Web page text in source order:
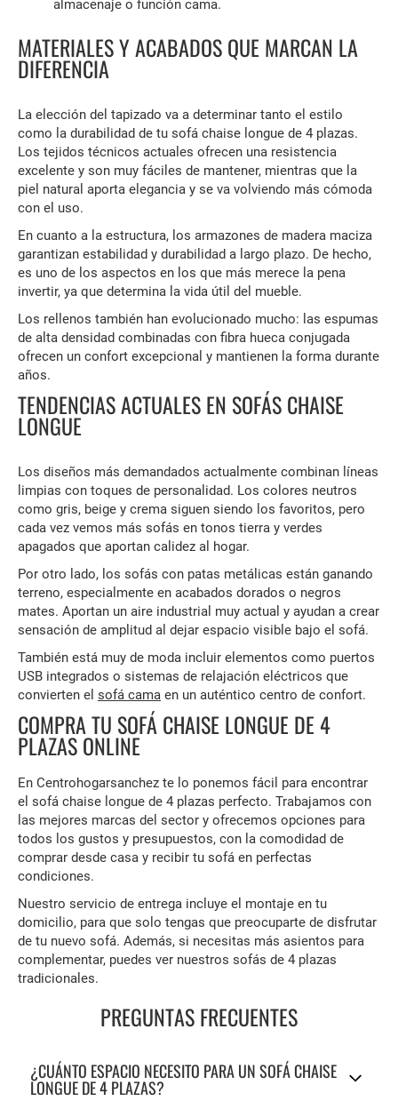
almacenaje o función cama.
MATERIALES Y ACABADOS QUE MARCAN LA
DIFERENCIA
La elección del tapizado va a determinar tanto el estilo
como la durabilidad de tu sofá chaise longue de 4 plazas.
Los tejidos técnicos actuales ofrecen una resistencia
excelente y son muy fáciles de mantener, mientras que la
piel natural aporta elegancia y se va volviendo más cómoda
con el uso.
En cuanto a la estructura, los armazones de madera maciza
garantizan estabilidad y durabilidad a largo plazo. De hecho,
es uno de los aspectos en los que más merece la pena
invertir, ya que determina la vida útil del mueble.
Los rellenos también han evolucionado mucho: las espumas
de alta densidad combinadas con fibra hueca conjugada
ofrecen un confort excepcional y mantienen la forma durante
años.
TENDENCIAS ACTUALES EN SOFÁS CHAISE
LONGUE
Los diseños más demandados actualmente combinan líneas
limpias con toques de personalidad. Los colores neutros
como gris, beige y crema siguen siendo los favoritos, pero
cada vez vemos más sofás en tonos tierra y verdes
apagados que aportan calidez al hogar.
Por otro lado, los sofás con patas metálicas están ganando
terreno, especialmente en acabados dorados o negros
mates. Aportan un aire industrial muy actual y ayudan a crear
sensación de amplitud al dejar espacio visible bajo el sofá.
También está muy de moda incluir elementos como puertos
USB integrados o sistemas de relajación eléctricos que
convierten el sofá cama en un auténtico centro de confort.
COMPRA TU SOFÁ CHAISE LONGUE DE 4
PLAZAS ONLINE
En Centrohogarsanchez te lo ponemos fácil para encontrar
el sofá chaise longue de 4 plazas perfecto. Trabajamos con
las mejores marcas del sector y ofrecemos opciones para
todos los gustos y presupuestos, con la comodidad de
comprar desde casa y recibir tu sofá en perfectas
condiciones.
Nuestro servicio de entrega incluye el montaje en tu
domicilio, para que solo tengas que preocuparte de disfrutar
de tu nuevo sofá. Además, si necesitas más asientos para
complementar, puedes ver nuestros sofás de 4 plazas
tradicionales.
PREGUNTAS FRECUENTES
¿CUÁNTO ESPACIO NECESITO PARA UN SOFÁ CHAISE
LONGUE DE 4 PLAZAS?